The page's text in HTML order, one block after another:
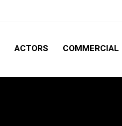
COMMERCIAL
ACTORS